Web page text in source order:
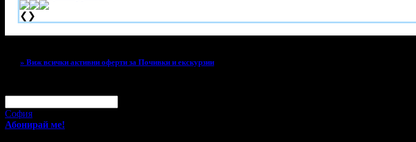
❮ ❯
» Виж всички активни оферти за Почивки и екскурзии
София
Абонирай ме!